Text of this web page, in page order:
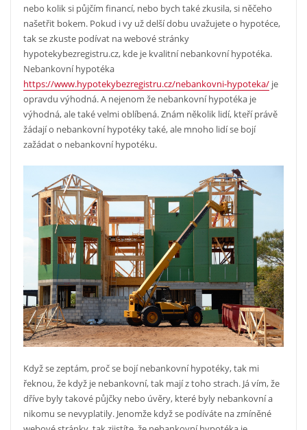
nebo kolik si půjčím financí, nebo bych také zkusila, si něčeho
našetřit bokem. Pokud i vy už delší dobu uvažujete o hypotéce,
tak se zkuste podívat na webové stránky
hypotekybezregistru.cz, kde je kvalitní nebankovní hypotéka.
Nebankovní hypotéka
https://www.hypotekybezregistru.cz/nebankovni-hypoteka/je
opravdu výhodná. A nejenom že nebankovní hypotéka je
výhodná, ale také velmi oblíbená. Znám několik lidí, kteří právě
žádají o nebankovní hypotéky také, ale mnoho lidí se bojí
zažádat o nebankovní hypotéku.
Když se zeptám, proč se bojí nebankovní hypotéky, tak mi
řeknou, že když je nebankovní, tak mají z toho strach. Já vím, že
dříve byly takové půjčky nebo úvěry, které byly nebankovní a
nikomu se nevyplatily. Jenomže když se podíváte na zmíněné